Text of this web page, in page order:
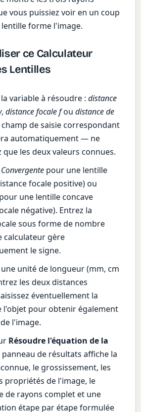
vous puissiez voir en un coup
forme l'image.
ce Calculateur
Lentilles
la variable à résoudre :distance
,distance focale foudistance de
champ de saisie correspondant
automatiquement — ne
que les deux valeurs connues.
Convergente pour une lentille
focale positive) ou
pour une lentille concave
négative). Entrez la
sous forme de nombre
gère
le signe.
une unité de longueur (mm, cm
les deux distances
éventuellement la
l'objet pour obtenir également
l'image.
Résoudre l'équation de la
panneau de résultats affiche la
le grossissement, les
propriétés de l'image, le
de rayons complet et une
étape par étape formulée